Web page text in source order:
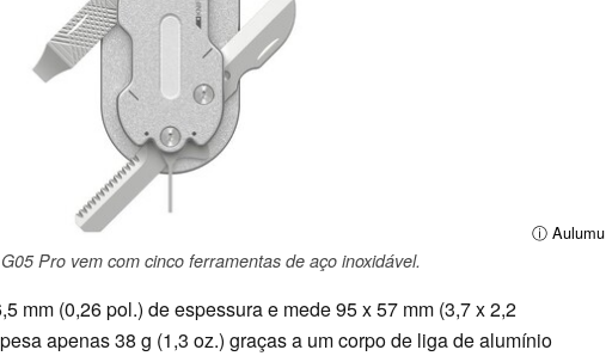
ⓘ Aulumu
Pro vem com cinco ferramentas de aço inoxidável.
mm (0,26 pol.) de espessura e mede 95 x 57 mm (3,7 x 2,2
apenas 38 g (1,3 oz.) graças a um corpo de liga de alumínio